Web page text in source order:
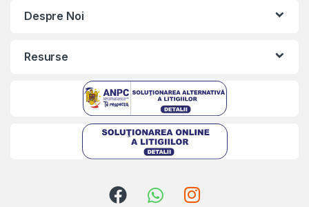
Despre Noi
Resurse